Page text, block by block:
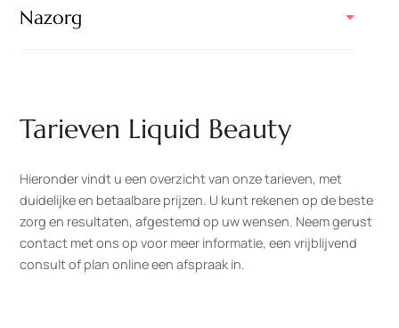
Nazorg
Tarieven Liquid Beauty
Hieronder vindt u een overzicht van onze tarieven, met
duidelijke en betaalbare prijzen. U kunt rekenen op de beste
zorg en resultaten, afgestemd op uw wensen. Neem gerust
contact met ons op voor meer informatie, een vrijblijvend
consult of plan online een afspraak in.